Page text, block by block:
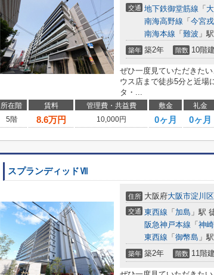
交通 地下鉄御堂筋線 「
南海高野線 「 今宮戎
南海本線 「 難波 」
築年 築2年 階数 10階建
ぜひ一度見ていただきた
ウス店まで徒歩5分と近場
タ・...
所在階 賃料 管理費・共益費 敷金 礼金
5階
8.6万円 10,000円 0ヶ月 0ヶ月
スプランディッドⅦ
住所 大阪府大阪市淀川区
交通 東西線 「 加島 」駅
阪急神戸本線 「 神崎
東西線 「 御幣島 」
築年 築2年 階数 11階建